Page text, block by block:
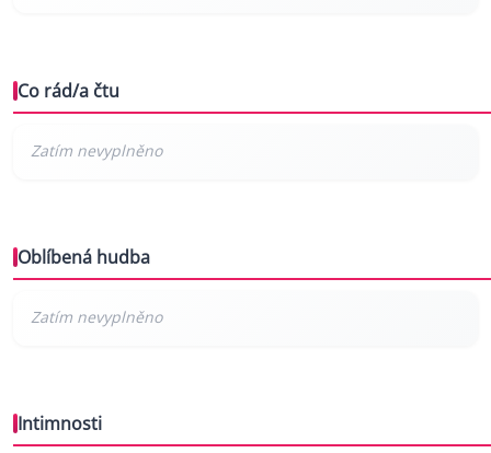
Co rád/a čtu
Oblíbená hudba
Intimnosti